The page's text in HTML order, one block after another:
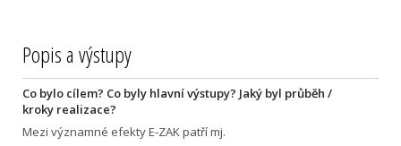
Popis a výstupy
Co bylo cílem? Co byly hlavní výstupy? Jaký byl průběh /
kroky realizace?
Mezi významné efekty E-ZAK patří mj.